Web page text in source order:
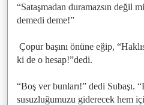
“Sataşmadan duramazsın değil
demedi deme!”
Çopur başını önüne eğip,
ki de o hesap!”dedi.
“Boş ver bunları!” dedi Subaşı.
susuzluğumuzu giderecek hem